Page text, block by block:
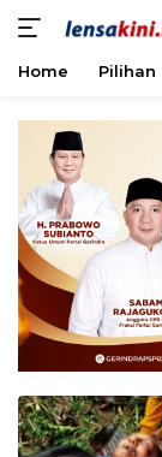
konten
Home Pilihan